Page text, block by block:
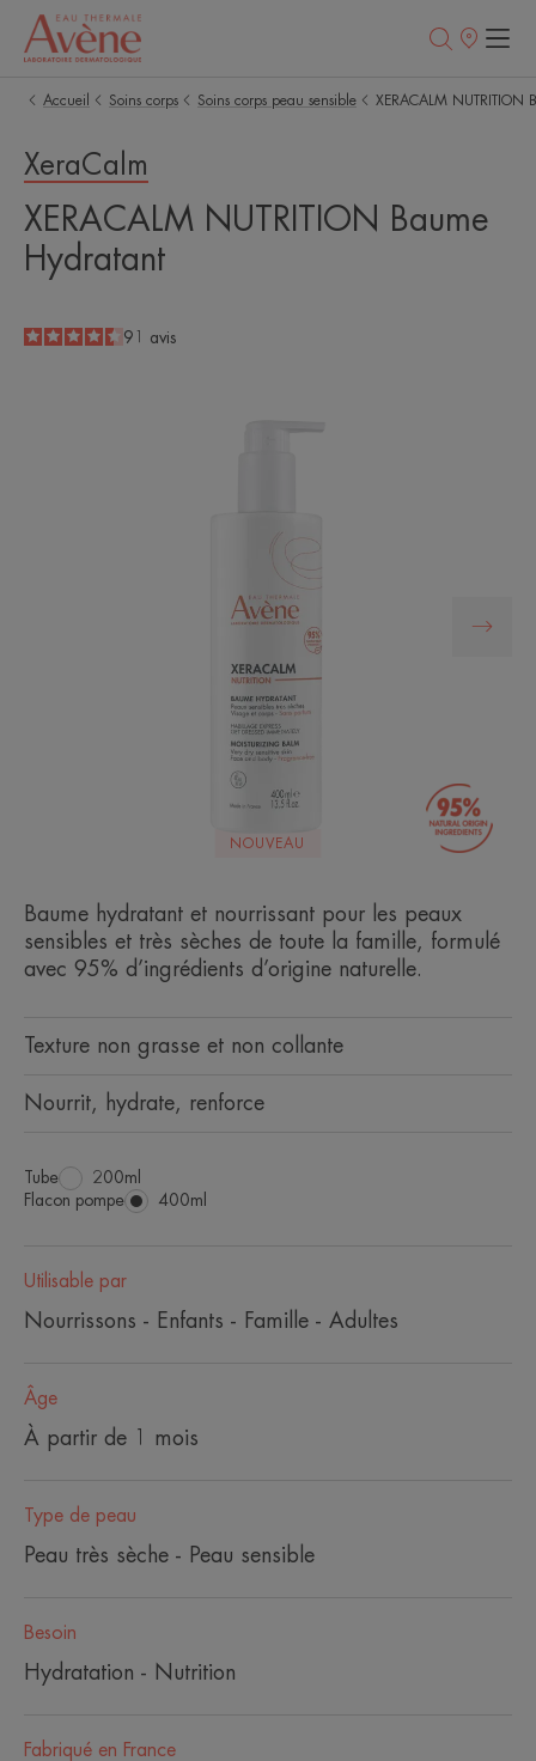
Points
Accueil
Soins corps Soins corps peau sensible XERACALM NUTRITION
XeraCalm
XERACALM NUTRITION Baume
Hydratant
4.5
/
5
91 avis
NOUVEAU
Baume hydratant et nourrissant pour les peaux
sensibles et très sèches de toute la famille, formulé
avec 95% d’ingrédients d’origine naturelle.
Texture non grasse et non collante
Nourrit, hydrate, renforce
Tube Tube
200ml
Flacon pompe
Flacon
400ml
Utilisable par
Nourrissons - Enfants - Famille - Adultes
Âge
À partir de 1 mois
Type de peau
Peau très sèche - Peau sensible
Besoin
Hydratation - Nutrition
Fabriqué en France